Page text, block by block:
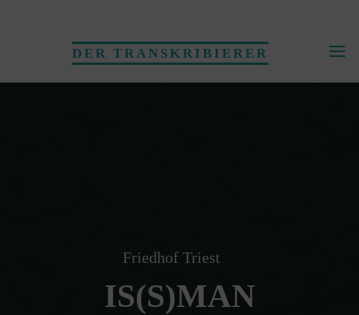
DER TRANSKRIBIERER
Friedhof Triest
IS(S)MAN